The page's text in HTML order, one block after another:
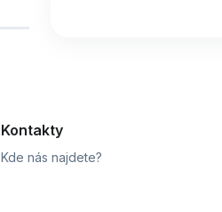
Kontakty
Kde nás najdete?